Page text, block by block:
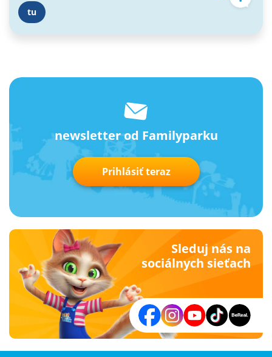
tu
newsletter od Familyparku
Prihlásiť teraz
Sleduj nás na
sociálnych sieťach